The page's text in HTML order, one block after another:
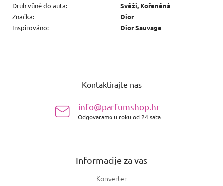
Druh vůně do auta:
Svěží, Kořeněná
Značka:
Dior
Inspirováno: Dior Sauvage
Kontaktirajte nas
info@parfumshop.hr
Odgovaramo u roku od 24 sata
Informacije za vas
Konverter